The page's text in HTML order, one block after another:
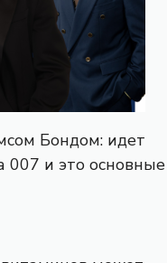
Бондом: идет
007 и это основные